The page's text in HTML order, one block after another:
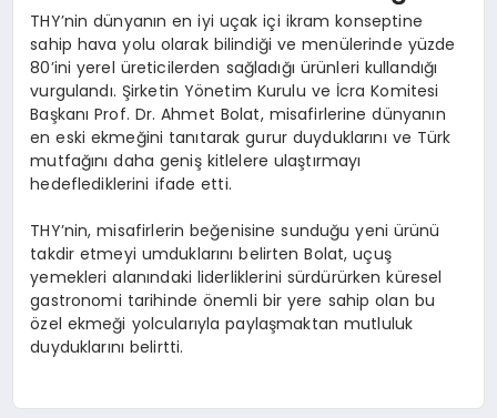
THY’nin dünyanın en iyi uçak içi ikram konseptine
sahip hava yolu olarak bilindiği ve menülerinde yüzde
80’ini yerel üreticilerden sağladığı ürünleri kullandığı
vurgulandı. Şirketin Yönetim Kurulu ve İcra Komitesi
Başkanı Prof. Dr. Ahmet Bolat, misafirlerine dünyanın
en eski ekmeğini tanıtarak gurur duyduklarını ve Türk
mutfağını daha geniş kitlelere ulaştırmayı
hedeflediklerini ifade etti.
THY’nin, misafirlerin beğenisine sunduğu yeni ürünü
takdir etmeyi umduklarını belirten Bolat, uçuş
yemekleri alanındaki liderliklerini sürdürürken küresel
gastronomi tarihinde önemli bir yere sahip olan bu
özel ekmeği yolcularıyla paylaşmaktan mutluluk
duyduklarını belirtti.